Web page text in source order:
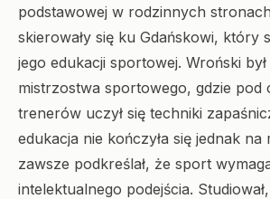
podstawowej w rodzinnych
skierowały się ku Gdańskowi, który
jego edukacji sportowej. Wroński
mistrzostwa sportowego, gdzie pod
trenerów uczył się techniki
edukacja nie kończyła się jednak na
zawsze podkreślał, że sport
intelektualnego podejścia.